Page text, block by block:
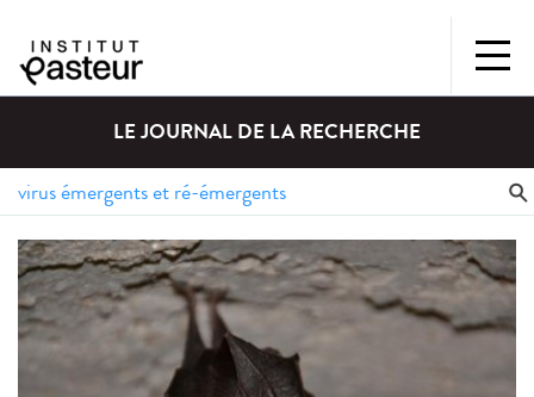
LE JOURNAL DE LA RECHERCHE